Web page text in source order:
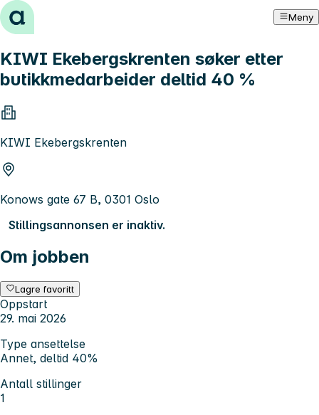
Hopp til innhold Meny
KIWI Ekebergskrenten søker etter
butikkmedarbeider deltid 40 %
KIWI Ekebergskrenten
Konows gate 67 B, 0301 Oslo
Stillingsannonsen er inaktiv.
Om jobben
Lagre favoritt
Oppstart
29. mai 2026
Type ansettelse
Annet, deltid 40%
Antall stillinger
1